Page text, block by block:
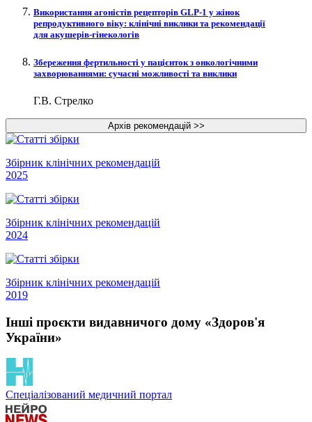
Використання агоністів рецепторів GLP‑1 у жінок
репродуктивного віку: клінічні виклики та рекомендації
для акушерів-гінекологів
Збереження фертильності у пацієнток з онкологічними
захворюваннями: сучасні можливості та виклики
Г.В. Стрелко
Збірник клінічних рекомендацій
2025
Збірник клінічних рекомендацій
2024
Збірник клінічних рекомендацій
2019
Інші проєкти видавничого дому «Здоров'я
України»
Спеціалізований медичний портал